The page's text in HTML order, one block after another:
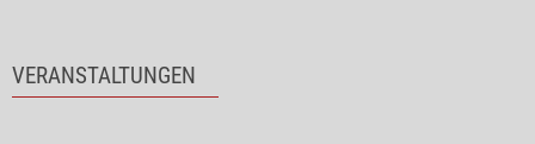
VERANSTALTUNGEN